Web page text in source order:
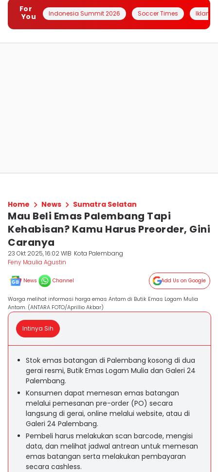
For
You
Indonesia Summit 2026 Soccer Times Iklanin
Home News Sumatra Selatan
Mau Beli Emas Palembang Tapi
Kehabisan? Kamu Harus Preorder, Gini
Caranya
23 Okt 2025, 16:02 WIB Kota Palembang
Feny Maulia Agustin
News Channel Add Us on Google
Warga melihat informasi harga emas Antam di Butik Emas Logam Mulia
Antam. (ANTARA FOTO/Aprillio Akbar)
Intinya Sih
Stok emas batangan di Palembang kosong di dua
gerai resmi, Butik Emas Logam Mulia dan Galeri 24
Palembang.
Konsumen dapat memesan emas batangan
melalui pemesanan pre-order (PO) secara
langsung di gerai, online melalui website, atau di
Galeri 24 Palembang.
Pembeli harus melakukan scan barcode, mengisi
data, dan melihat jadwal antrean untuk memesan
emas batangan serta melakukan pembayaran
secara cashless.